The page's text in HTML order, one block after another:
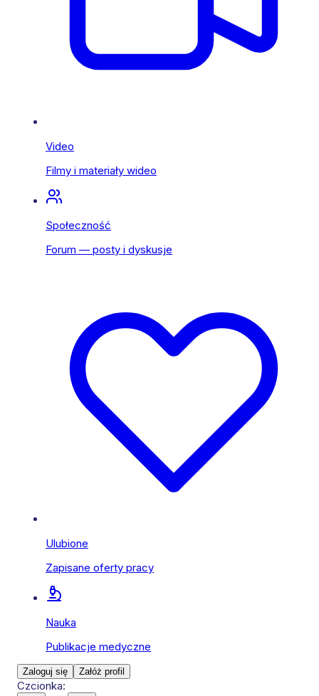
Video
Filmy i materiały wideo
Społeczność
Forum — posty i dyskusje
Ulubione
Zapisane oferty pracy
Nauka
Publikacje medyczne
Zaloguj się Załóż profil
Czcionka: